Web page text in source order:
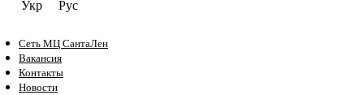
Укр Рус
Сеть МЦ СантаЛен
Вакансия
Контакты
Новости